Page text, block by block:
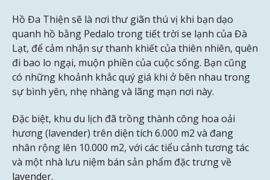
Hồ Đa Thiện sẽ là nơi thư giãn thú vị khi bạn dạo
quanh hồ bằng Pedalo trong tiết trời se lạnh của Đà
Lạt, để cảm nhận sự thanh khiết của thiên nhiên, quên
đi bao lo ngại, muộn phiền của cuộc sống. Bạn cũng
có những khoảnh khắc quý giá khi ở bên nhau trong
sự bình yên, nhẹ nhàng và lãng mạn nơi này.
Đặc biệt, khu du lịch đã trồng thành công hoa oải
hương (lavender) trên diện tích 6.000 m2 và đang
nhân rộng lên 10.000 m2, với các tiểu cảnh tương tác
và một nhà lưu niệm bán sản phẩm đặc trưng về
lavender.